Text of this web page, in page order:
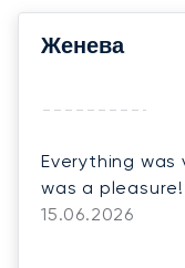
Женева
Everything was
was a pleasure!
15.06.2026